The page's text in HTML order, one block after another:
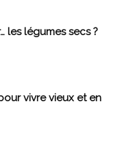
les légumes secs ?
vivre vieux et en